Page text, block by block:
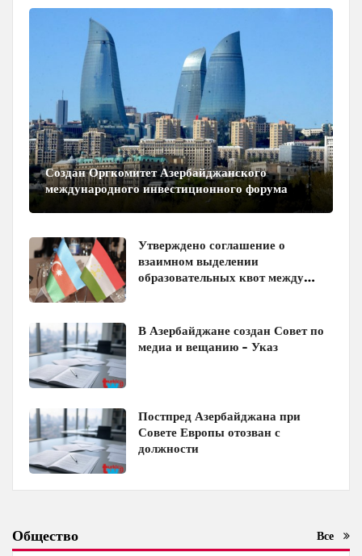
Создан Оргкомитет Азербайджанского
международного инвестиционного форума
Утверждено соглашение о
взаимном выделении
образовательных квот между
В Азербайджане создан Совет по
медиа и вещанию - Указ
Постпред Азербайджана при
Совете Европы отозван с
должности
Общество Все